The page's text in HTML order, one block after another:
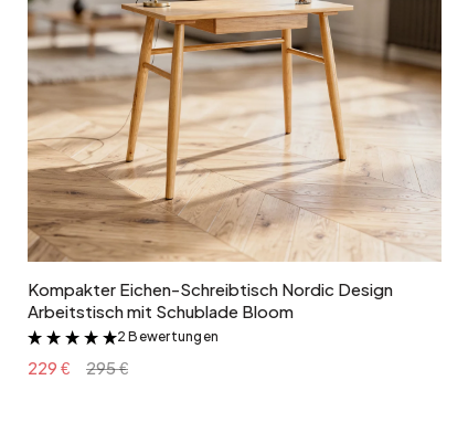
In den Warenkorb
Kompakter Eichen-Schreibtisch Nordic Design
Arbeitstisch mit Schublade Bloom
&
2 Bewertungen
229 € 295 €